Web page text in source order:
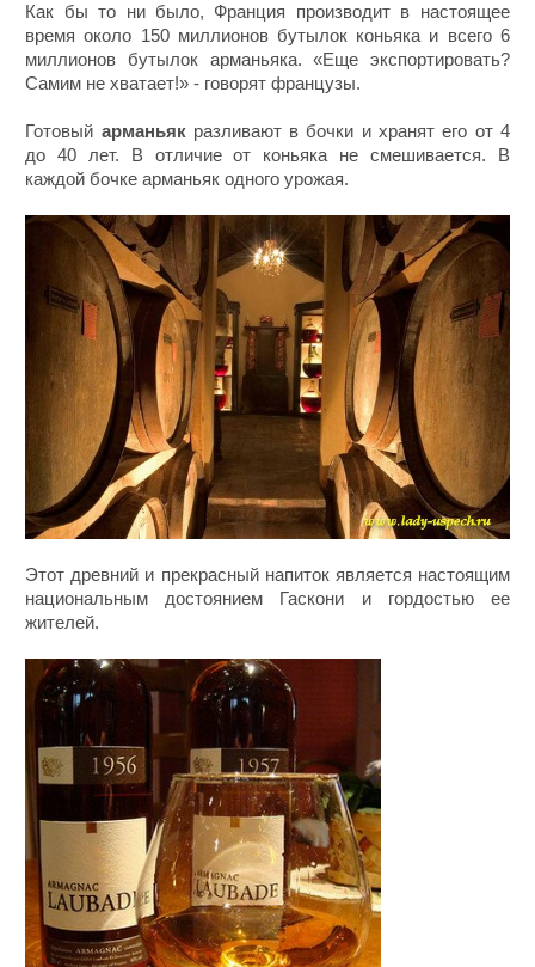
Как бы то ни было, Франция производит в настоящее
время около 150 миллионов бутылок коньяка и всего 6
миллионов бутылок арманьяка. «Еще экспортировать?
Самим не хватает!» - говорят французы.
Готовый арманьякразливают в бочки и хранят его от 4
до 40 лет. В отличие от коньяка не смешивается. В
каждой бочке арманьяк одного урожая.
Этот древний и прекрасный напиток является настоящим
национальным достоянием Гаскони и гордостью ее
жителей.